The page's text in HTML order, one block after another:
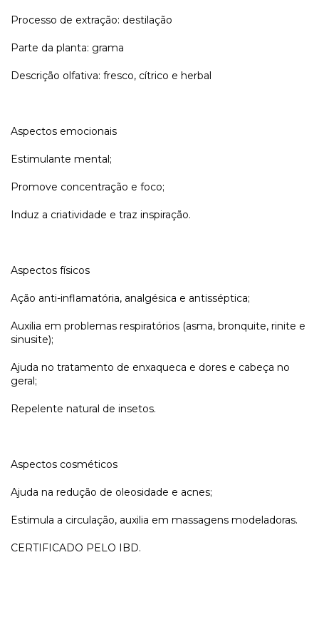
Processo de extração: destilação
Parte da planta: grama
Descrição olfativa: fresco, cítrico e herbal
Aspectos emocionais
Estimulante mental;
Promove concentração e foco;
Induz a criatividade e traz inspiração.
Aspectos físicos
Ação anti-inflamatória, analgésica e antisséptica;
Auxilia em problemas respiratórios (asma, bronquite, rinite e
sinusite);
Ajuda no tratamento de enxaqueca e dores e cabeça no
geral;
Repelente natural de insetos.
Aspectos cosméticos
Ajuda na redução de oleosidade e acnes;
Estimula a circulação, auxilia em massagens modeladoras.
CERTIFICADO PELO IBD.